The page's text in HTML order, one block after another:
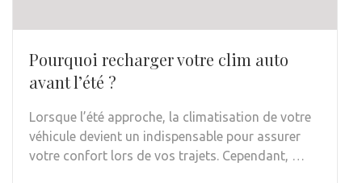
Pourquoi recharger votre clim auto
avant l’été ?
Lorsque l’été approche, la climatisation de votre
véhicule devient un indispensable pour assurer
votre confort lors de vos trajets. Cependant, …